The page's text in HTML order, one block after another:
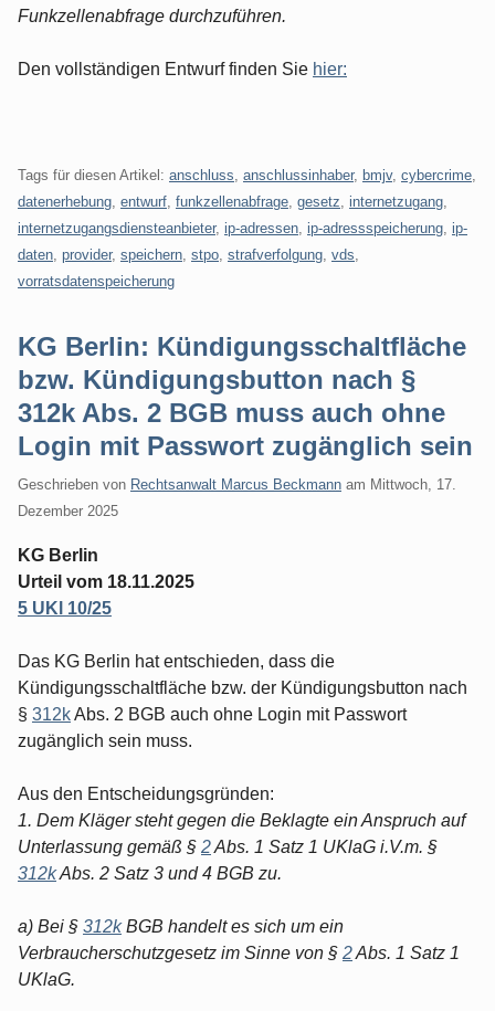
Funkzellenabfrage durchzuführen.
Den vollständigen Entwurf finden Sie hier:
Tags für diesen Artikel: anschluss anschlussinhaber, bmjv, cybercrime
datenerhebung entwurf funkzellenabfrage gesetz internetzugang
internetzugangsdiensteanbieter, ip-adressen ip-adressspeicherung ip-
daten provider, speichern stpo strafverfolgung vds
vorratsdatenspeicherung
KG Berlin: Kündigungsschaltfläche
bzw. Kündigungsbutton nach §
312k Abs. 2 BGB muss auch ohne
Login mit Passwort zugänglich sein
Geschrieben von Rechtsanwalt Marcus Beckmann am Mittwoch, 17.
Dezember 2025
KG Berlin
Urteil vom 18.11.2025
5 UKl 10/25
Das KG Berlin hat entschieden, dass die
Kündigungsschaltfläche bzw. der Kündigungsbutton nach
§ 312kAbs. 2 BGB auch ohne Login mit Passwort
zugänglich sein muss.
Aus den Entscheidungsgründen:
1. Dem Kläger steht gegen die Beklagte ein Anspruch auf
Unterlassung gemäß § 2Abs. 1 Satz 1 UKlaG i.V.m. §
312kAbs. 2 Satz 3 und 4 BGB zu.
a) Bei § 312kBGB handelt es sich um ein
Verbraucherschutzgesetz im Sinne von § 2Abs. 1 Satz 1
UKlaG.